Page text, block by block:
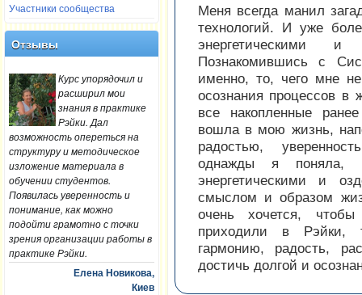
Участники сообщества
Отзывы
Курс упорядочил и
расширил мои
знания в практике
Рэйки. Дал
возможность опереться на
структуру и методическое
изложение материала в
обучении студентов.
Появилась уверенность и
понимание, как можно
подойти грамотно с точки
зрения организации работы в
практике Рэйки.
Елена Новикова,
Киев
Меня всегда манил
технологий. И уже
энергетическими и
Познакомившись с
именно, то, чего мне
осознания процессов в
все накопленные
вошла в мою жизнь,
радостью,
однажды я поняла,
энергетическими и
смыслом и образом
очень хочется,
приходили в Рэйки,
гармонию, радость,
достичь долгой и